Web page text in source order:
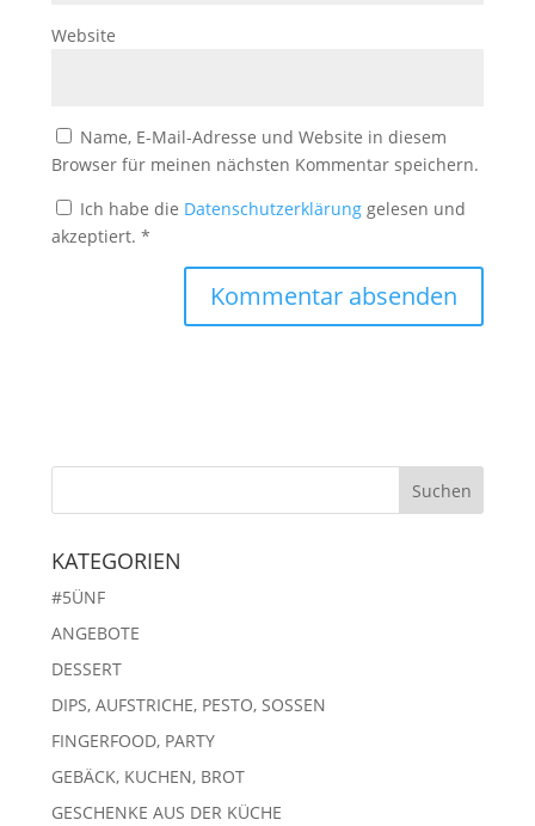
Website
Name, E-Mail-Adresse und Website in diesem
Browser für meinen nächsten Kommentar speichern.
Ich habe die Datenschutzerklärung gelesen und
akzeptiert. *
KATEGORIEN
#5ÜNF
ANGEBOTE
DESSERT
DIPS, AUFSTRICHE, PESTO, SOSSEN
FINGERFOOD, PARTY
GEBÄCK, KUCHEN, BROT
GESCHENKE AUS DER KÜCHE